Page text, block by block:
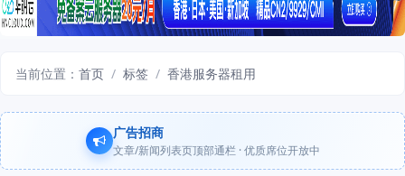
当前位置： 首页 / 标签 / 香港服务器租用
广告招商
文章/新闻列表页顶部通栏 · 优质席位开放中